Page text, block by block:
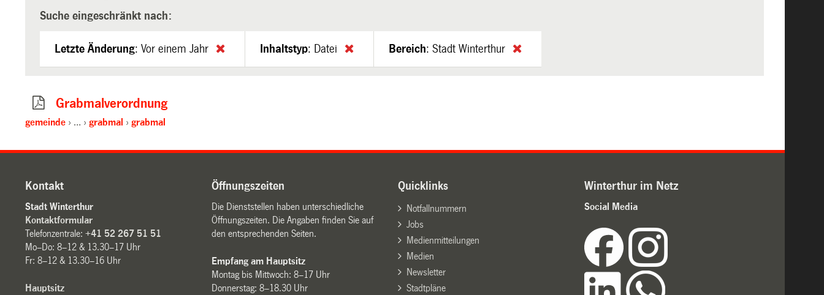
Suche eingeschränkt nach:
Letzte Änderung:Vor einem Jahr Inhaltstyp: Datei Bereich:Stadt Winterthur
Grabmalverordnung
gemeinde … grabmal grabmal
Kontakt
Stadt Winterthur
Kontaktformular
Telefonzentrale:+41 52 267 51 51
Mo–Do: 8–12 & 13.30–17 Uhr
Fr: 8–12 & 13.30–16 Uhr
Hauptsitz
Öffnungszeiten
Die Dienststellen haben unterschiedliche
Öffnungszeiten. Die Angaben finden Sie auf
den entsprechenden Seiten.
Empfang am Hauptsitz
Montag bis Mittwoch: 8–17 Uhr
Donnerstag: 8–18.30 Uhr
Quicklinks
Notfallnummern
Jobs
Medienmitteilungen
Medien
Newsletter
Stadtpläne
Winterthur im Netz
Social Media